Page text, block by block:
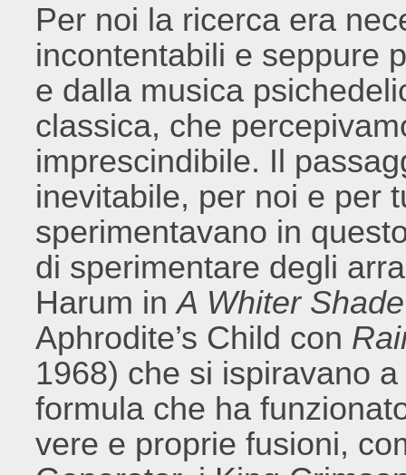
Per noi la ricerca era
incontentabili e seppure
e dalla musica
classica, che
imprescindibile. Il
inevitabile, per noi e per
sperimentavano in
di sperimentare degli
Harum inA Whiter
Aphrodite’s Child con
1968) che si ispiravano
formula che ha
vere e proprie fusioni,